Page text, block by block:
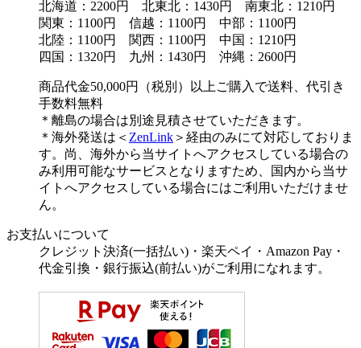
北海道：2200円 北東北：1430円 南東北：1210円
関東：1100円 信越：1100円 中部：1100円
北陸：1100円 関西：1100円 中国：1210円
四国：1320円 九州：1430円 沖縄：2600円
商品代金50,000円（税別）以上ご購入で送料、代引き
手数料無料
＊離島の場合は別途見積させていただきます。
＊海外発送は＜ ZenLink ＞経由のみにて対応しておりま
す。尚、海外から当サイトへアクセスしている場合の
み利用可能なサービスとなりますため、国内から当サ
イトへアクセスしている場合にはご利用いただけませ
ん。
お支払いについて
クレジット決済(一括払い)・楽天ペイ・Amazon Pay・
代金引換・銀行振込(前払い)がご利用になれます。